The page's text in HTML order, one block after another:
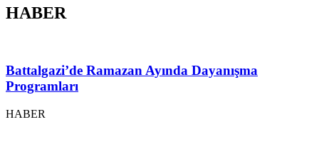
HABER
Battalgazi’de Ramazan Ayında Dayanışma
Programları
HABER